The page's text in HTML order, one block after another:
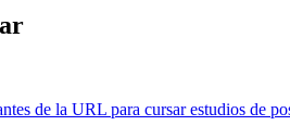
de la URL para cursar estudios de